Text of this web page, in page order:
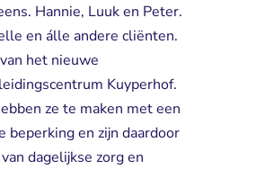
Hannie, Luuk en Peter.
en álle andere cliënten.
het nieuwe
Kuyperhof.
ze te maken met een
beperking en zijn daardoor
dagelijkse zorg en